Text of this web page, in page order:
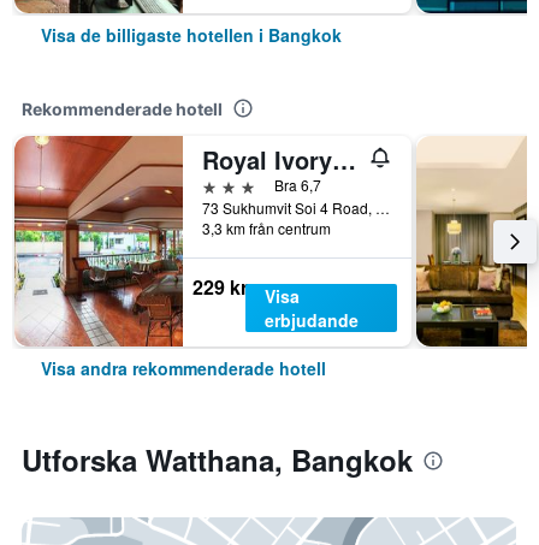
Visa de billigaste hotellen i Bangkok
Rekommenderade hotell
Royal Ivory Sukhumvit Nana
3 stjärnorBra 6,7
73 Sukhumvit Soi 4 Road, (nana), Bangkok, Thailand
3,3 km från centrum
229 kr
Visa
erbjudande
Visa andra rekommenderade hotell
Utforska Watthana, Bangkok